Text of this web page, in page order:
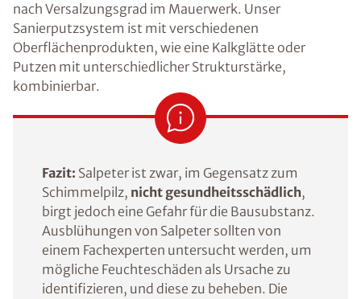
nach Versalzungsgrad im Mauerwerk. Unser
Sanierputzsystem ist mit verschiedenen
Oberflächenprodukten, wie eine Kalkglätte oder
Putzen mit unterschiedlicher Strukturstärke,
kombinierbar.
Fazit: Salpeter ist zwar, im Gegensatz zum
Schimmelpilz, nicht gesundheitsschädlich,
birgt jedoch eine Gefahr für die Bausubstanz.
Ausblühungen von Salpeter sollten von
einem Fachexperten untersucht werden, um
mögliche Feuchteschäden als Ursache zu
identifizieren, und diese zu beheben. Die